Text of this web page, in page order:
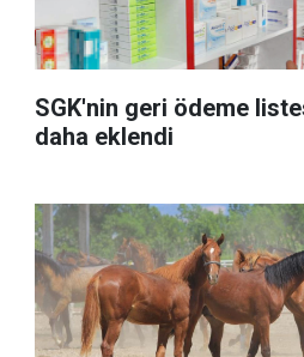
SGK'nin geri ödeme
daha eklendi